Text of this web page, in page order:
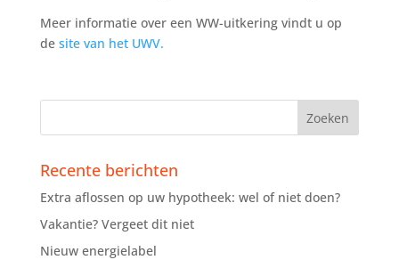
Meer informatie over een WW-uitkering vindt u op
de site van het UWV.
Recente berichten
Extra aflossen op uw hypotheek: wel of niet doen?
Vakantie? Vergeet dit niet
Nieuw energielabel